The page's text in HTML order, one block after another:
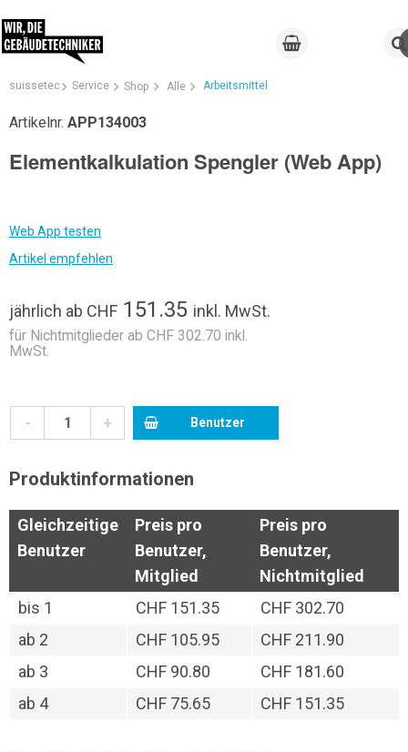
suissetec Service Shop Alle Arbeitsmittel
Artikelnr. APP134003
Elementkalkulation Spengler (Web App)
Web App testen
Artikel empfehlen
jährlich ab CHF 151.35 inkl. MwSt.
für Nichtmitglieder ab CHF 302.70 inkl.
MwSt.
- + Benutzer
Produktinformationen
Gleichzeitige
Benutzer
Preis pro
Benutzer,
Mitglied
Preis pro
Benutzer,
Nichtmitglied
bis 1 CHF 151.35
CHF 302.70
ab 2 CHF 105.95
CHF 211.90
ab 3 CHF 90.80
CHF 181.60
ab 4 CHF 75.65 CHF 151.35